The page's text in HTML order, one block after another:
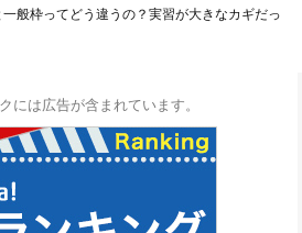
般枠ってどう違うの？実習が大きなカギだっ
には広告が含まれています。